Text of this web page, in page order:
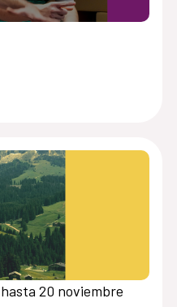
20 noviembre